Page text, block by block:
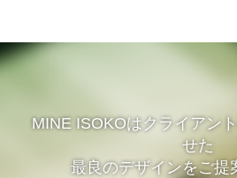
MINE ISOKOはクライアン
せた
最良のデザインをご提